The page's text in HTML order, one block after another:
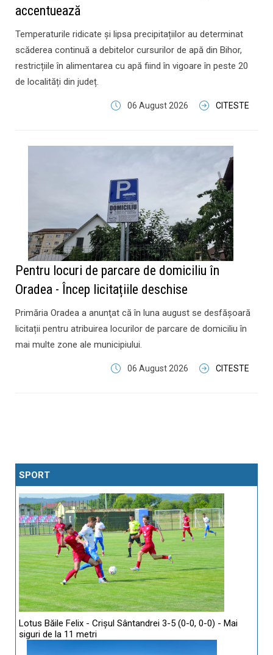
accentuează
Temperaturile ridicate și lipsa precipitațiilor au determinat
scăderea continuă a debitelor cursurilor de apă din Bihor,
restricțiile în alimentarea cu apă fiind în vigoare în peste 20
de localități din județ.
06 August 2026 CITESTE
Pentru locuri de parcare de domiciliu în
Oradea - Încep licitațiile deschise
Primăria Oradea a anunţat că în luna august se desfășoară
licitații pentru atribuirea locurilor de parcare de domiciliu în
mai multe zone ale municipiului.
06 August 2026 CITESTE
SPORT
Lotus Băile Felix - Crișul Sântandrei 3-5 (0-0, 0-0) - Mai
siguri de la 11 metri